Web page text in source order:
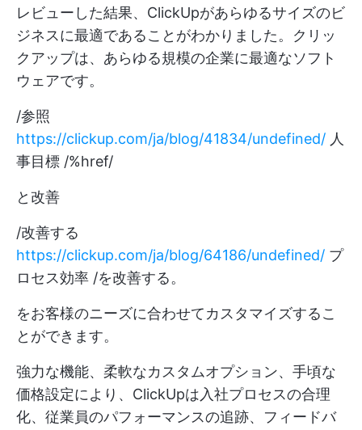
レビューした結果、ClickUpがあらゆるサイズのビ
ジネスに最適であることがわかりました。クリッ
クアップは、あらゆる規模の企業に最適なソフト
ウェアです。
/参照
https://clickup.com/ja/blog/41834/undefined/ 人
事目標 /%href/
と改善
/改善する
https://clickup.com/ja/blog/64186/undefined/ プ
ロセス効率 /を改善する。
をお客様のニーズに合わせてカスタマイズするこ
とができます。
強力な機能、柔軟なカスタムオプション、手頃な
価格設定により、ClickUpは入社プロセスの合理
化、従業員のパフォーマンスの追跡、フィードバ